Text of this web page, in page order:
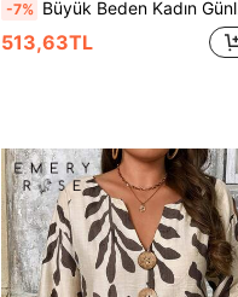
-7% Büyük Beden Kadın Günlük Temel Düğmeli Kısa Kollu Gömlek Bluz Yazlık
513,63TL